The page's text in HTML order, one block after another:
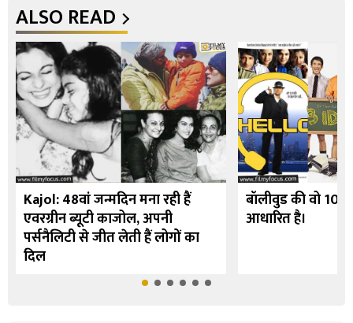
ALSO READ
Kajol: 48वां जन्मदिन मना रही हैं
एवरग्रीन ब्यूटी काजोल, अपनी
पर्सनैलिटी से जीत लेती हैं लोगों का
दिल
बॉलीवुड की वो 10
आधारित है।